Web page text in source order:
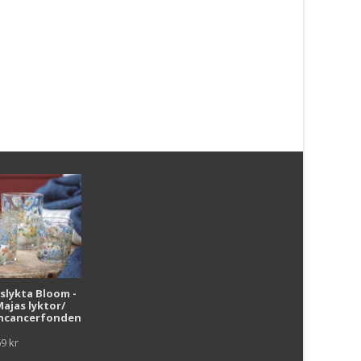
Bloom -
lyktor/
kr